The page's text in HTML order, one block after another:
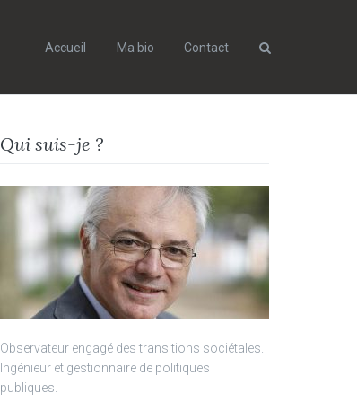
Accueil Ma bio Contact
Qui suis-je ?
Observateur engagé des transitions sociétales.
Ingénieur et gestionnaire de politiques
publiques.